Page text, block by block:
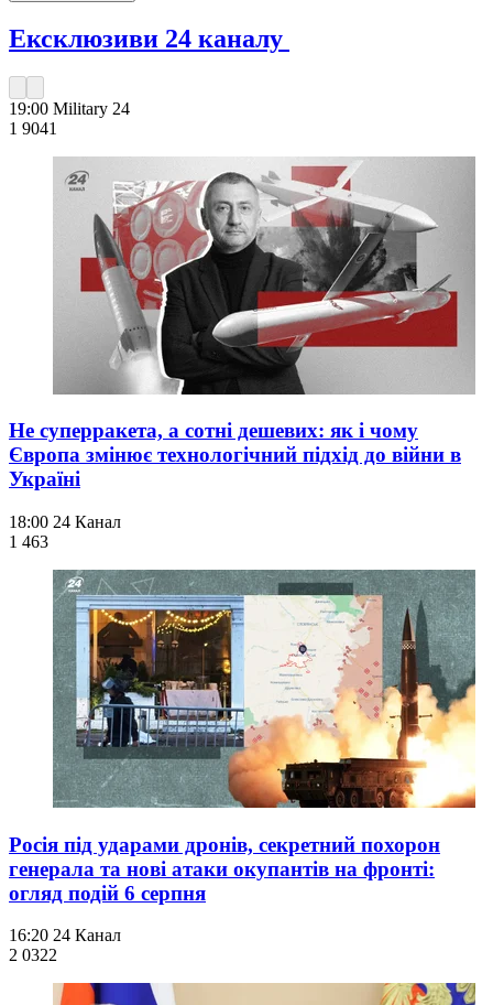
Ексклюзиви 24 каналу
19:00 Military 24
1 9041
Не суперракета, а сотні дешевих: як і чому
Європа змінює технологічний підхід до війни в
Україні
18:00 24 Канал
1 463
Росія під ударами дронів, секретний похорон
генерала та нові атаки окупантів на фронті:
огляд подій 6 серпня
16:20 24 Канал
2 0322